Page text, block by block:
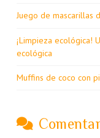
Juego de mascarillas
¡Limpieza ecológica!
ecológica
Muffins de coco con